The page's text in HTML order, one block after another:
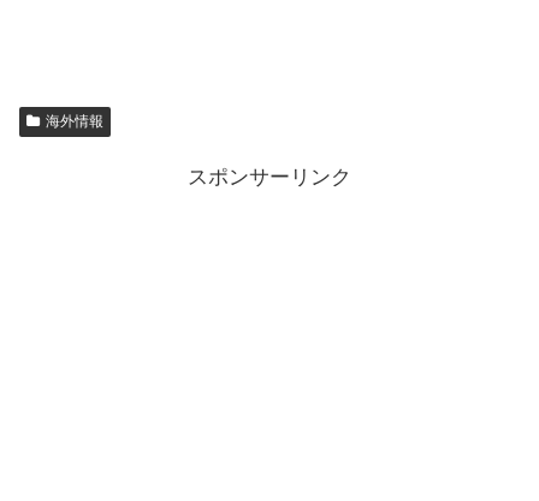
海外情報
スポンサーリンク